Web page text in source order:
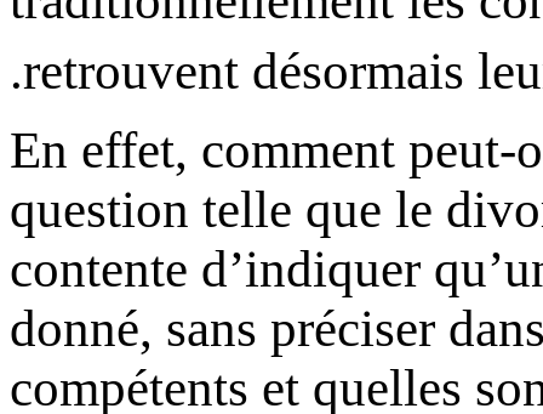
retrouvent désormais
.
En effet, comment peut-
question telle que le
contente d’indiquer
donné, sans préciser
compétents et quelles